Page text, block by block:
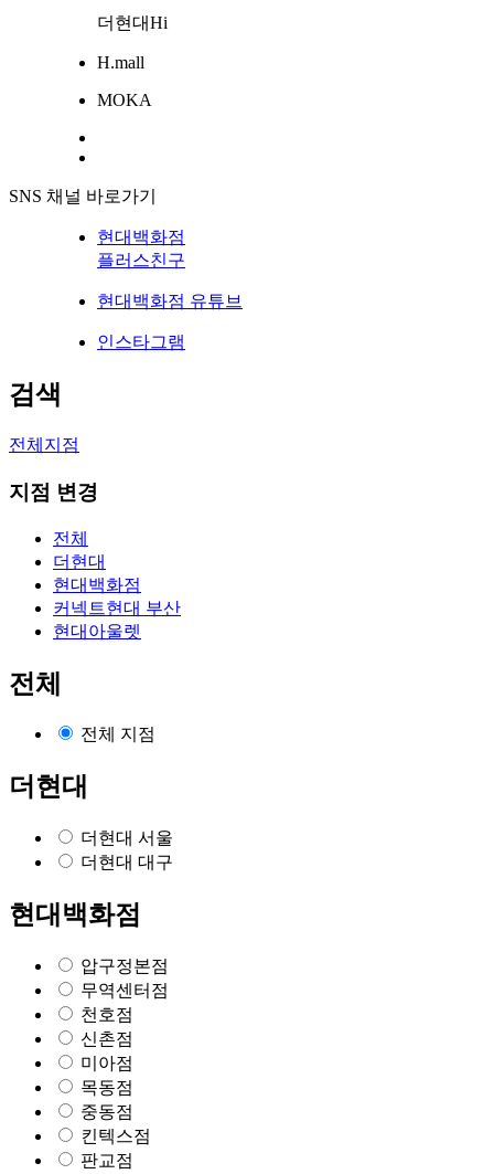
더현대Hi
H.mall
MOKA
SNS 채널 바로가기
현대백화점
플러스친구
현대백화점 유튜브
인스타그램
검색
전체지점
지점 변경
전체
더현대
현대백화점
커넥트현대 부산
현대아울렛
전체
전체 지점
더현대
더현대 서울
더현대 대구
현대백화점
압구정본점
무역센터점
천호점
신촌점
미아점
목동점
중동점
킨텍스점
판교점